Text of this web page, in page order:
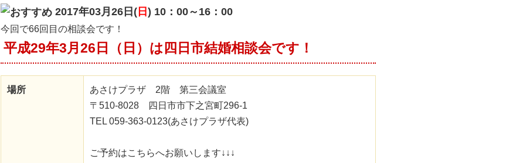
2017年03月26日( 日 ) 10：00～16：00
今回で66回目の相談会です！
平成29年3月26日（日）は四日市結婚相談会です！
場所
あさけプラザ 2階 第三会議室
〒510-8028 四日市市下之宮町296-1
TEL 059-363-0123(あさけプラザ代表)
ご予約はこちらへお願いします↓↓↓